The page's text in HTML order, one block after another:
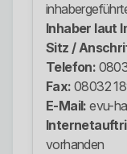
Inhaber laut
Sitz /
Telefon:
Fax: 08032
E-Mail: evu-
vorhanden